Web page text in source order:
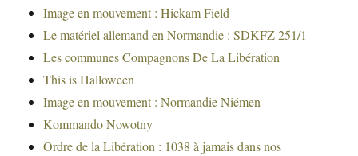
Image en mouvement : Hickam Field
Le matériel allemand en Normandie : SDKFZ 251/1
Les communes Compagnons De La Libération
This is Halloween
Image en mouvement : Normandie Niémen
Kommando Nowotny
Ordre de la Libération : 1038 à jamais dans nos